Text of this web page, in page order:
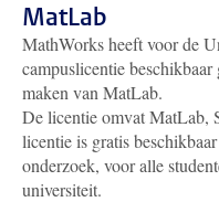
MatLab
MathWorks heeft voor de
campuslicentie
maken van MatLab.
De licentie omvat MatLab,
licentie is gratis
onderzoek, voor alle
universiteit.